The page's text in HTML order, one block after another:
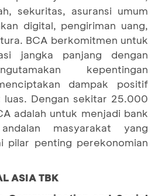
sekuritas, asuransi umum
digital, pengiriman uang,
BCA berkomitmen untuk
jangka panjang dengan
kepentingan
dampak positif
luas. Dengan sekitar 25.000
adalah untuk menjadi bank
masyarakat yang
pilar penting perekonomian
ASIA TBK